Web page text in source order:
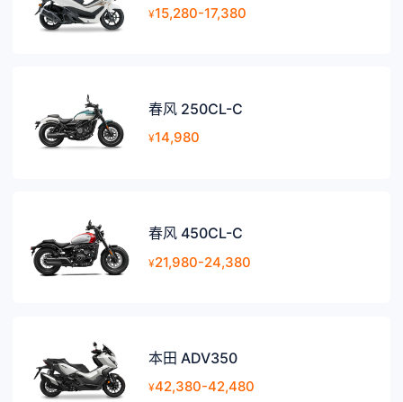
¥15,280-17,380
春风 250CL-C
¥14,980
春风 450CL-C
¥21,980-24,380
本田 ADV350
¥42,380-42,480